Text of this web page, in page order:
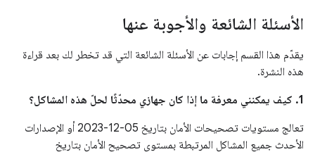
الأسئلة الشائعة والأجوبة عنها
يقدّم هذا القسم إجابات عن الأسئلة الشائعة التي قد تخطر لك بعد قراءة
هذه النشرة.
1. كيف يمكنني معرفة ما إذا كان جهازي محدّثًا لحلّ هذه المشاكل؟
تعالج مستويات تصحيحات الأمان بتاريخ 05‏-12‏-2023 أو الإصدارات
الأحدث جميع المشاكل المرتبطة بمستوى تصحيح الأمان بتاريخ